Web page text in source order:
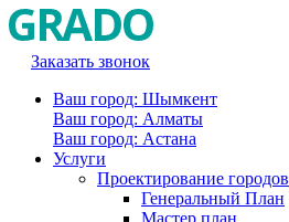
Заказать звонок
Ваш город: Шымкент
Ваш город: Алматы
Ваш город: Астана
Услуги
Проектирование городов
Генеральный План
Мастер план